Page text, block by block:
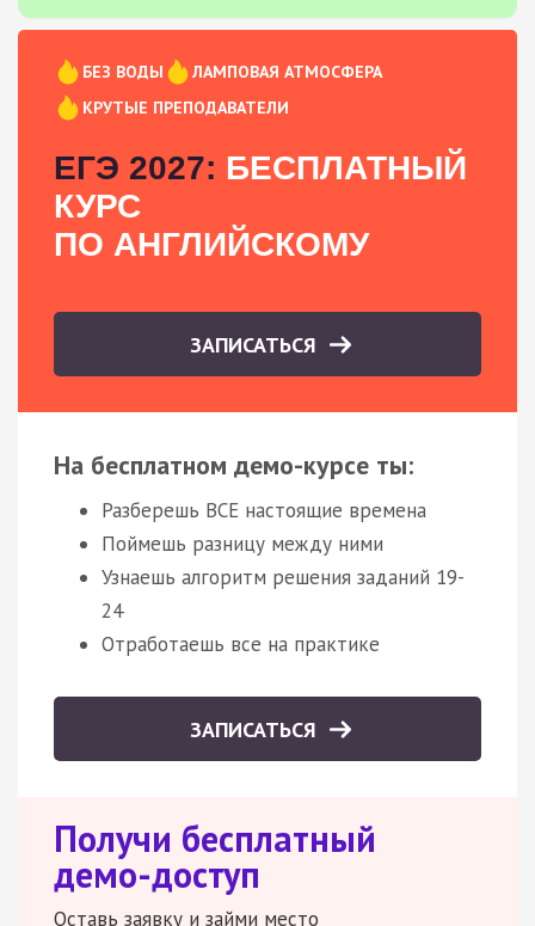
БЕЗ ВОДЫ
ЛАМПОВАЯ АТМОСФЕРА
КРУТЫЕ ПРЕПОДАВАТЕЛИ
ЕГЭ 2027: БЕСПЛАТНЫЙ
КУРС
ПО АНГЛИЙСКОМУ
ЗАПИСАТЬСЯ
На бесплатном демо-курсе ты:
Разберешь ВСЕ настоящие времена
Поймешь разницу между ними
Узнаешь алгоритм решения заданий 19-
24
Отработаешь все на практике
ЗАПИСАТЬСЯ
Получи бесплатный
демо-доступ
Оставь заявку и займи место